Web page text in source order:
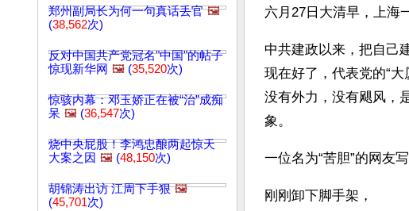
郑州副局长为何一句真话丢官 🖼️
(38,562次)
反对中国共产党冠名"中国"的帖子
惊现新华网 🖼️ (35,520次)
惊骇内幕：邓玉娇正在被“治”成痴
呆 🖼️ (36,547次)
烧中央屁股！李鸿忠酿两起惊天
大案之因 🖼️ (48,150次)
胡锦涛出访 江周下手狠 🖼️
(45,701次)
六月27日大清早，上海
中共建政以来，把自己
现在好了，代表党的“
没有外力，没有飓风，
象。
一位名为“苦胆”的网友
刚刚卸下脚手架，